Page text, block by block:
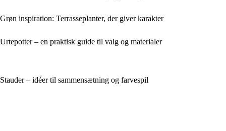
Grøn inspiration: Terrasseplanter, der giver karakter
Urtepotter – en praktisk guide til valg og materialer
Stauder – idéer til sammensætning og farvespil